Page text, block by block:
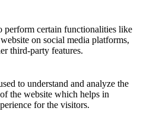
perform certain functionalities like
on social media platforms,
third-party features.
to understand and analyze the
the website which helps in
for the visitors.